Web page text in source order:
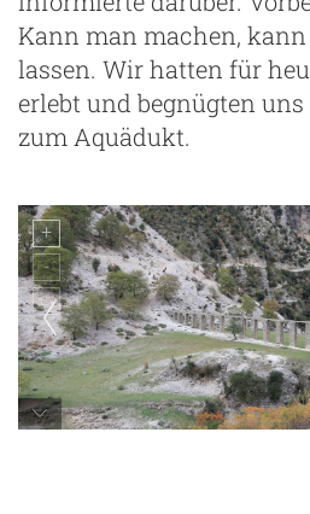
Kann man machen,
lassen. Wir hatten für
erlebt und begnügten
zum Aquädukt.